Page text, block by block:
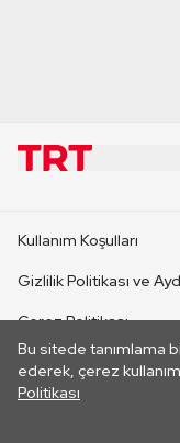
Bu sitede tanımlama
ederek, çerez
Politikası
CANLI YAYINLAR
Kullanım Koşulları
Gizlilik Politikası ve
Çerez Politikası
İletişim
Her hakkı saklıdır.